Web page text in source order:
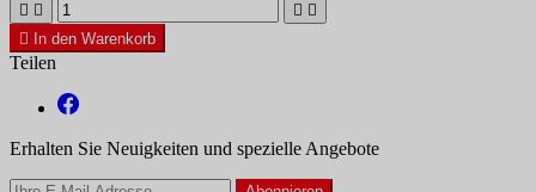
   

In den Warenkorb
Teilen
Erhalten Sie Neuigkeiten und spezielle Angebote